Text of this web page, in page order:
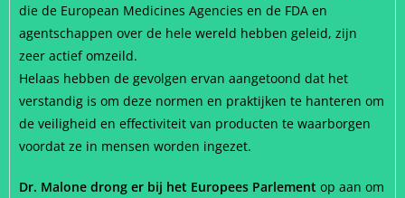
die de European Medicines Agencies en de FDA en
agentschappen over de hele wereld hebben geleid, zijn
zeer actief omzeild.
Helaas hebben de gevolgen ervan aangetoond dat het
verstandig is om deze normen en praktijken te hanteren om
de veiligheid en effectiviteit van producten te waarborgen
voordat ze in mensen worden ingezet.
Dr. Malone drong er bij het Europees Parlement op aan om